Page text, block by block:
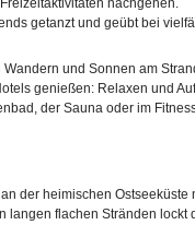
nachgehen.
getanzt und geübt bei
und Sonnen am
genießen: Relaxen und
der Sauna oder im
der heimischen Ostseeküste
langen flachen Stränden lockt